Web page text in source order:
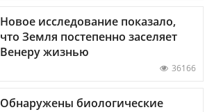
Новое исследование показало,
что Земля постепенно заселяет
Венеру жизнью
36166
Обнаружены биологические